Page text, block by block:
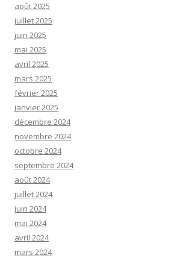
août 2025
juillet 2025
juin 2025
mai 2025
avril 2025
mars 2025
février 2025
janvier 2025
décembre 2024
novembre 2024
octobre 2024
septembre 2024
août 2024
juillet 2024
juin 2024
mai 2024
avril 2024
mars 2024